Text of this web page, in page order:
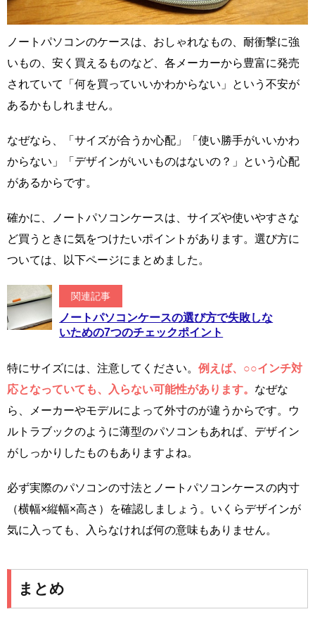
ノートパソコンのケースは、おしゃれなもの、耐衝撃に強
いもの、安く買えるものなど、各メーカーから豊富に発売
されていて「何を買っていいかわからない」という不安が
あるかもしれません。
なぜなら、「サイズが合うか心配」「使い勝手がいいかわ
からない」「デザインがいいものはないの？」という心配
があるからです。
確かに、ノートパソコンケースは、サイズや使いやすさな
ど買うときに気をつけたいポイントがあります。選び方に
ついては、以下ページにまとめました。
関連記事
ノートパソコンケースの選び方で失敗しな
いための7つのチェックポイント
特にサイズには、注意してください。 例えば、○○インチ対
応となっていても、入らない可能性があります。 なぜな
ら、メーカーやモデルによって外寸のが違うからです。ウ
ルトラブックのように薄型のパソコンもあれば、デザイン
がしっかりしたものもありますよね。
必ず実際のパソコンの寸法とノートパソコンケースの内寸
（横幅×縦幅×高さ）を確認しましょう。いくらデザインが
気に入っても、入らなければ何の意味もありません。
まとめ